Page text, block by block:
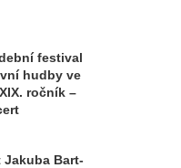
festival
hudby ve
ročník –
Jakuba Bart-